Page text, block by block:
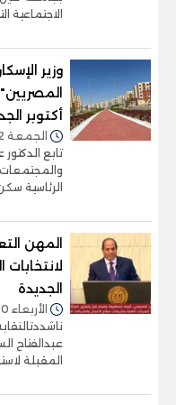
الاجتماعية
وزير
أكتوبر
الجمعة 22/سبتمبر/2023 - 11:32 ص
تابع
الرئاسية
المهن
الجديدة
الأربعاء 20/سبتمبر/2023 - 06:01 م
عبدالفتاح
المقبلة